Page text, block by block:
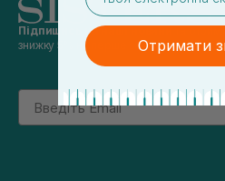
Підпишись на наші новини
знижку 5% на перше замовлення
Email
Отримати